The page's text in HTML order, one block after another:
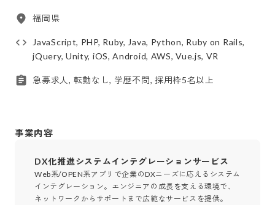
福岡県
JavaScript, PHP, Ruby, Java, Python, Ruby on Rails,
jQuery, Unity, iOS, Android, AWS, Vue.js, VR
急募求人, 転勤なし, 学歴不問, 採用枠5名以上
事業内容
DX化推進システムインテグレーションサービス
Web系/OPEN系アプリで企業のDXニーズに応えるシステム
インテグレーション。エンジニアの成長を支える環境で、
ネットワークからサポートまで広範なサービスを提供。